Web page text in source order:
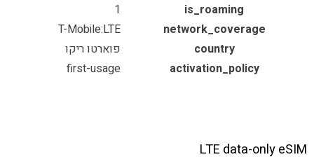
is_roaming
1
network_coverage
T-Mobile:LTE
country
פוארטו ריקו
activation_policy
first-usage
LTE data-only eSIM